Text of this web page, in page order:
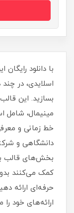
اسلایدی، در
بسازید. این
مینیمال، شامل
خط زمانی و
دانشگاهی و
بخش‌های قالب
کمک می‌کنند
حرفه‌ای ارائه
ارائه‌های خود